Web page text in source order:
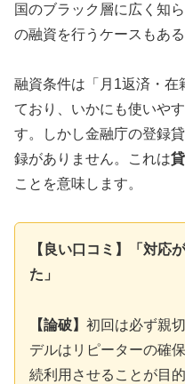
国のブラック層に広く知
の融資を行うケースもあ
融資条件は「月1返済・在
ており、いかにも使いや
す。しかし金融庁の登録
録がありません。これは
ことを意味します。
【良い口コミ】「対応
た」
【論破】 初回は必ず親
デルはリピーターの確
続利用させることが目